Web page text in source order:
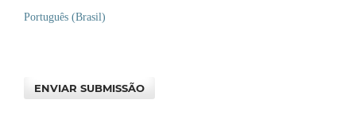
Português (Brasil)
ENVIAR SUBMISSÃO